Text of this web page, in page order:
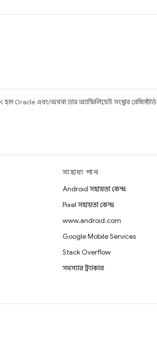
Oracle এবং/অথবা তার অ্যাফিলিয়েট সংস্থার রেজিস্টার্ড
সাহায্য পান
Android সহায়তা কেন্দ্র
Pixel সহায়তা কেন্দ্র
www.android.com
Google Mobile Services
Stack Overflow
সমস্যার ট্র্যাকার